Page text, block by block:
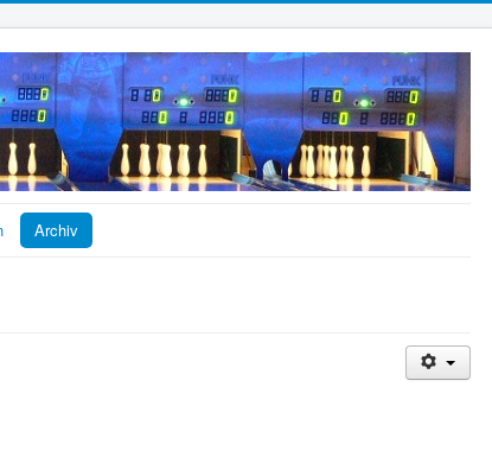
Archiv